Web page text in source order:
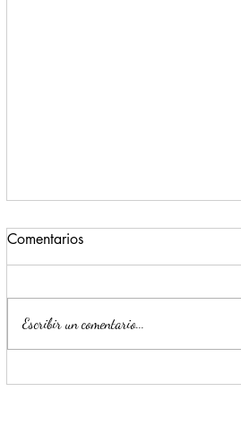
Para beneficio de las familias,
Comentarios
Escribir un comentario...